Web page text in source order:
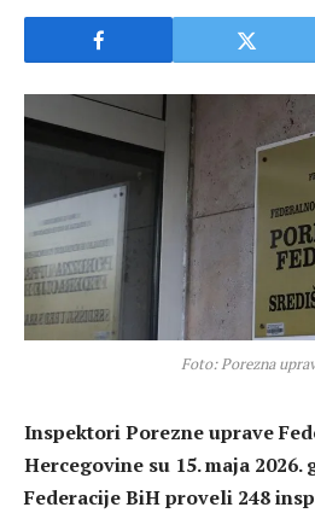
Foto: Porezna
Inspektori Porezne uprave
Hercegovine su 15. maja
Federacije BiH proveli 248